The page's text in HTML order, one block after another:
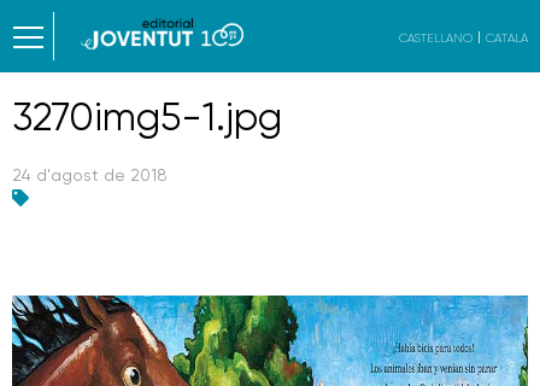
CASTELLANO CATALÀ
3270img5-1.jpg
24 d'agost de 2018